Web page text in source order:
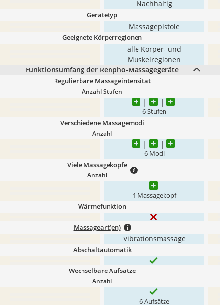
Nachhaltig
Gerätetyp
Massagepistole
Geeignete Körperregionen
alle Körper- und
Muskelregionen
Funktionsumfang der Renpho-Massagegeräte
Regulierbare Massageintensität
Anzahl Stufen
6 Stufen
Verschiedene Massagemodi
Anzahl
6 Modi
Viele Massageköpfe
Anzahl
1 Massagekopf
Wärmefunktion
Massageart(en)
Vibrationsmassage
Abschaltautomatik
Wechselbare Aufsätze
Anzahl
6 Aufsätze